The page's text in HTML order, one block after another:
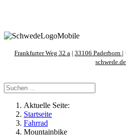
Frankfurter Weg 32 a | 33106 Paderborn |
schwede.de
Aktuelle Seite:
Startseite
Fahrrad
Mountainbike